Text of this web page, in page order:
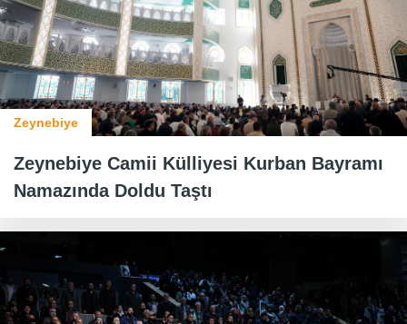
Zeynebiye
Zeynebiye Camii Külliyesi Kurban Bayramı
Namazında Doldu Taştı